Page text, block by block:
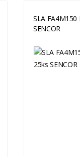
SLA FA4M150
SENCOR